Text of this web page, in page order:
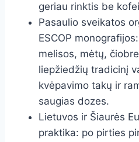
geriau rinktis be
Pasaulio sveikatos
ESCOP
melisos, mėtų,
liepžiedžių tradicinį
kvėpavimo takų ir
saugias dozes.
Lietuvos ir Šiaurės
praktika: po pirties